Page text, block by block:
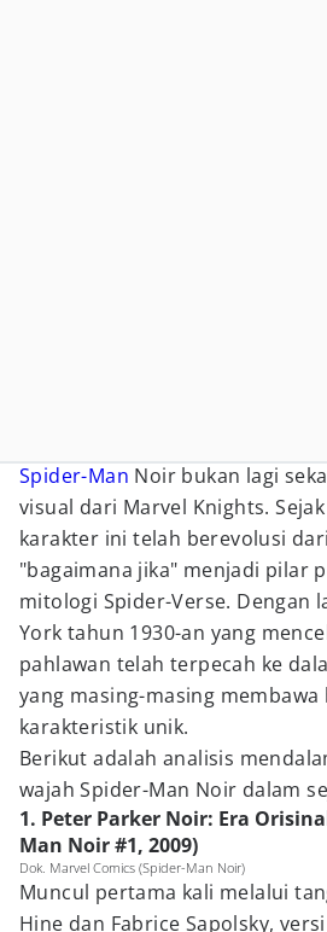
Spider-Man Noir bukan lagi
visual dari Marvel Knights.
karakter ini telah berevolusi
"bagaimana jika" menjadi pilar
mitologi Spider-Verse. Dengan
York tahun 1930-an yang
pahlawan telah terpecah ke
yang masing-masing
karakteristik unik.
Berikut adalah analisis
wajah Spider-Man Noir dalam
1. Peter Parker Noir: Era
Man Noir #1, 2009)
Dok. Marvel Comics (Spider-Man Noir)
Muncul pertama kali melalui
Hine dan Fabrice Sapolsky,